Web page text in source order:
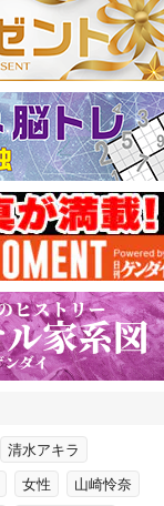
清水アキラ
女性 山崎怜奈